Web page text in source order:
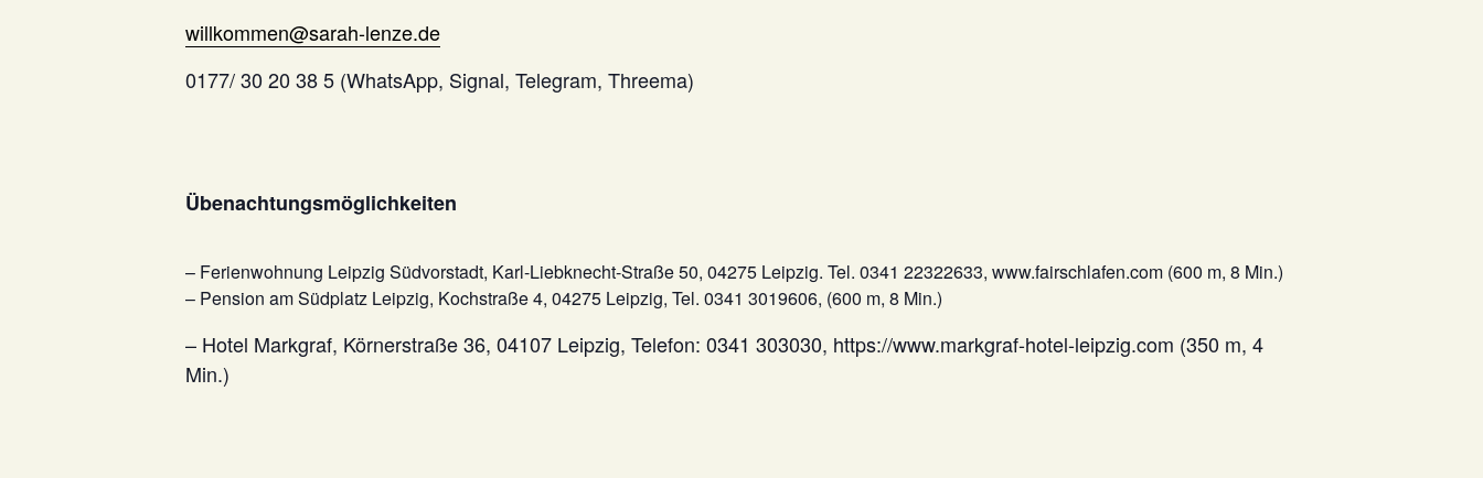
willkommen@sarah-lenze.de
0177/ 30 20 38 5 (WhatsApp, Signal, Telegram, Threema)
Übenachtungsmöglichkeiten
– Ferienwohnung Leipzig Südvorstadt, Karl-Liebknecht-Straße 50, 04275 Leipzig. Tel. 0341 22322633, www.fairschlafen.com (600 m, 8 Min.)
– Pension am Südplatz Leipzig, Kochstraße 4, 04275 Leipzig, Tel. 0341 3019606, (600 m, 8 Min.)
– Hotel Markgraf, Körnerstraße 36, 04107 Leipzig, Telefon: 0341 303030, https://www.markgraf-hotel-leipzig.com (350 m, 4
Min.)